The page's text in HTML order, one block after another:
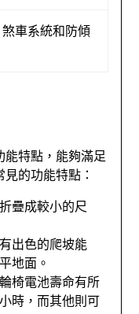
車系統和防傾
能特點，能夠滿足
的功能特點：
疊成較小的尺
出色的爬坡能
地面。
椅電池壽命有所
時，而其他則可